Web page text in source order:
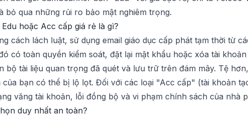
bỏ qua những rủi ro bảo mật nghiêm trọng.
hoặc Acc cấp giá rẻ là gì?
cách lách luật, sử dụng email giáo dục cấp phát tạm thời từ
có toàn quyền kiểm soát, đặt lại mật khẩu hoặc xóa tài
bộ tài liệu quan trọng đã quét và lưu trữ trên đám mây. Tệ
bạn có thể bị lộ lọt. Đối với các loại "Acc cấp" (tài khoản
văng tài khoản, lỗi đồng bộ và vi phạm chính sách của nhà
duy nhất an toàn?